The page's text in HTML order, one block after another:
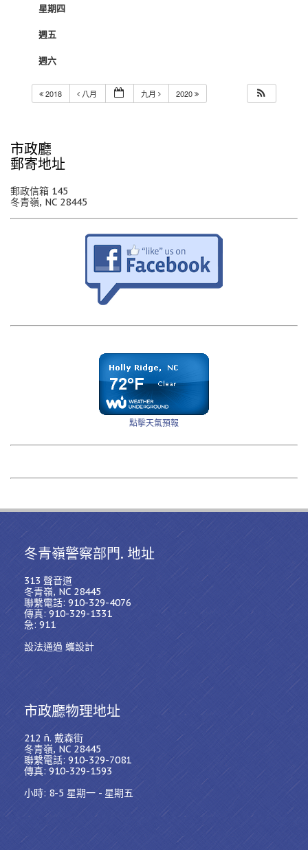
星期四
週五
週六
2018 八月 九月 2020
市政廳
郵寄地址
郵政信箱 145
冬青嶺, NC 28445
點擊天氣預報
冬青嶺警察部門. 地址
313 聲音道
冬青嶺, NC 28445
聯繫電話: 910-329-4076
傳真: 910-329-1331
急: 911
設法通過 蠵設計
市政廳物理地址
212 ñ. 戴森街
冬青嶺, NC 28445
聯繫電話: 910-329-7081
傳真: 910-329-1593
小時: 8-5 星期一 - 星期五